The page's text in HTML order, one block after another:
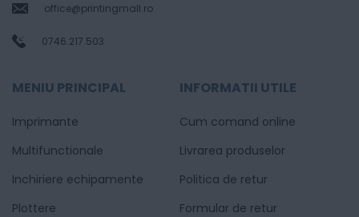
office@printingmall.ro
0746.217.503
MENIU PRINCIPAL
Imprimante
Multifunctionale
Inchiriere echipamente
Plottere
INFORMATII UTILE
Cum comand online
Livrarea produselor
Politica de retur
Formular de retur